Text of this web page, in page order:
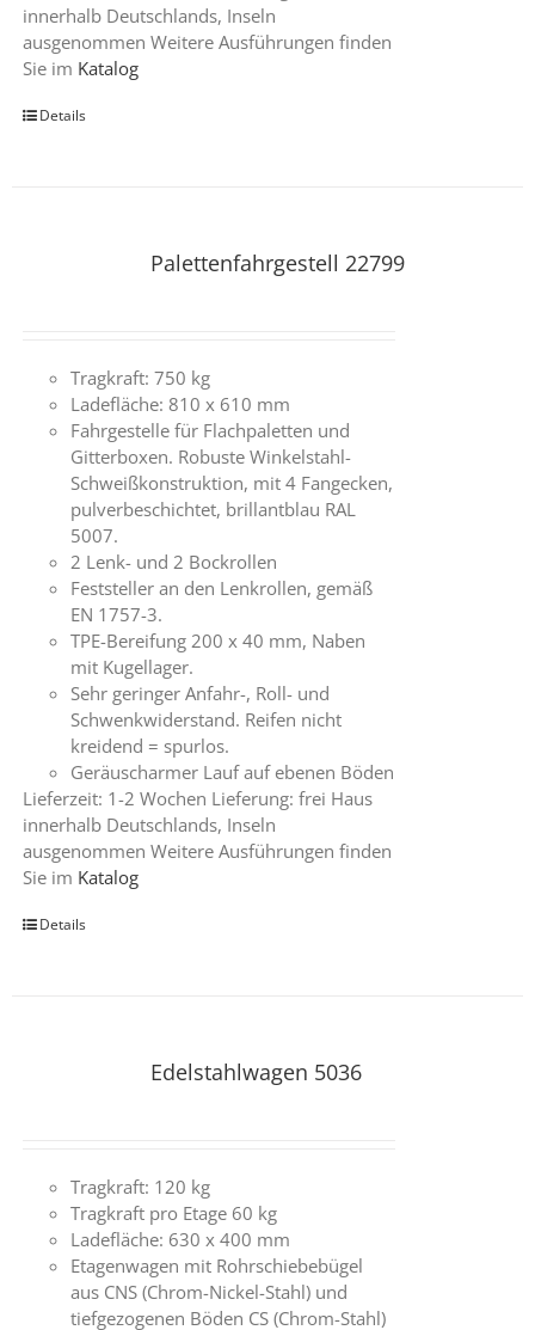
innerhalb Deutschlands, Inseln
ausgenommen Weitere Ausführungen finden
Sie im Katalog
Details
Palettenfahrgestell 22799
Tragkraft: 750 kg
Ladefläche: 810 x 610 mm
Fahrgestelle für Flachpaletten und
Gitterboxen. Robuste Winkelstahl-
Schweißkonstruktion, mit 4 Fangecken,
pulverbeschichtet, brillantblau RAL
5007.
2 Lenk- und 2 Bockrollen
Feststeller an den Lenkrollen, gemäß
EN 1757-3.
TPE-Bereifung 200 x 40 mm, Naben
mit Kugellager.
Sehr geringer Anfahr-, Roll- und
Schwenkwiderstand. Reifen nicht
kreidend = spurlos.
Geräuscharmer Lauf auf ebenen Böden
Lieferzeit: 1-2 Wochen Lieferung: frei Haus
innerhalb Deutschlands, Inseln
ausgenommen Weitere Ausführungen finden
Sie im Katalog
Details
Edelstahlwagen 5036
Tragkraft: 120 kg
Tragkraft pro Etage 60 kg
Ladefläche: 630 x 400 mm
Etagenwagen mit Rohrschiebebügel
aus CNS (Chrom-Nickel-Stahl) und
tiefgezogenen Böden CS (Chrom-Stahl)